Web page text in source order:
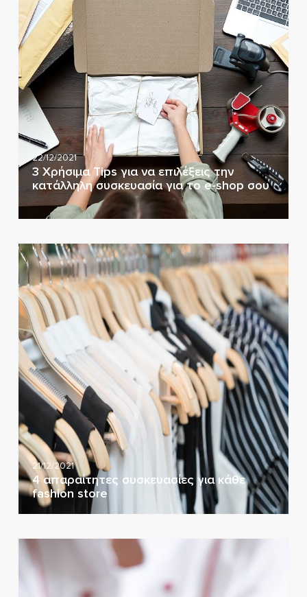
22/12/2021
3 Χρήσιμα Tips για να επιλέξεις την
κατάλληλη συσκευασία για το e-shop σου
21/12/2021
4 απαραίτητες συσκευασίες για κάθε
fashion store